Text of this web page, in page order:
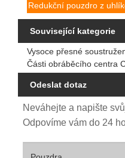
Redukční pouzdro z
Související kategorie
Vysoce přesné
Části obráběcího centra
Odeslat dotaz
Neváhejte a napište
Odpovíme vám do 24